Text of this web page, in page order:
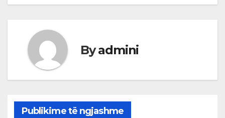
Byadmini
Publikime të ngjashme